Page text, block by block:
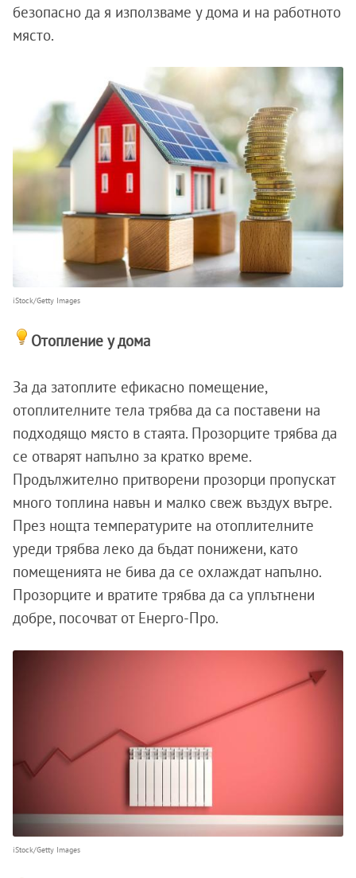
безопасно да я използваме у дома и на работното
място.
iStock/Getty Images
Отопление у дома
За да затоплите ефикасно помещение,
отоплителните тела трябва да са поставени на
подходящо място в стаята. Прозорците трябва да
се отварят напълно за кратко време.
Продължително притворени прозорци пропускат
много топлина навън и малко свеж въздух вътре.
През нощта температурите на отоплителните
уреди трябва леко да бъдат понижени, като
помещенията не бива да се охлаждат напълно.
Прозорците и вратите трябва да са уплътнени
добре, посочват от Енерго-Про.
iStock/Getty Images